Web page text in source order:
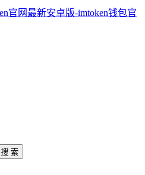
搜 索